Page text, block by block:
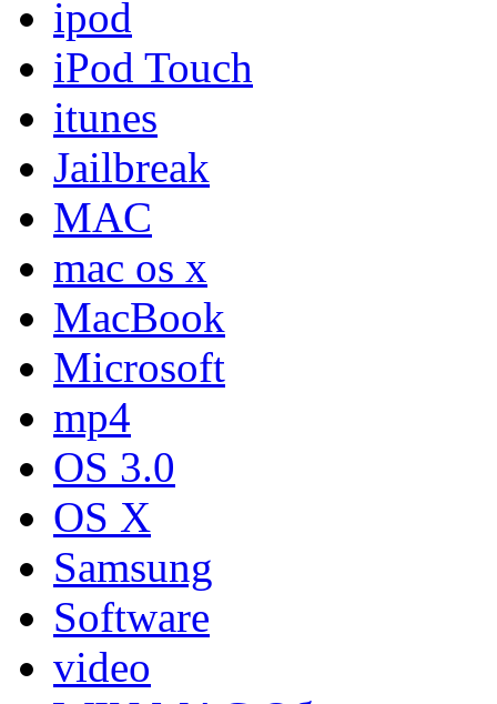
ipod
iPod Touch
itunes
Jailbreak
MAC
mac os x
MacBook
Microsoft
mp4
OS 3.0
OS X
Samsung
Software
video